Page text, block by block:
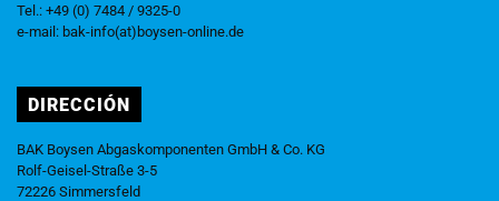
Tel.: +49 (0) 7484 / 9325-0
e-mail: bak-info(at)boysen-online.de
DIRECCIÓN
BAK Boysen Abgaskomponenten GmbH & Co. KG
Rolf-Geisel-Straße 3-5
72226 Simmersfeld